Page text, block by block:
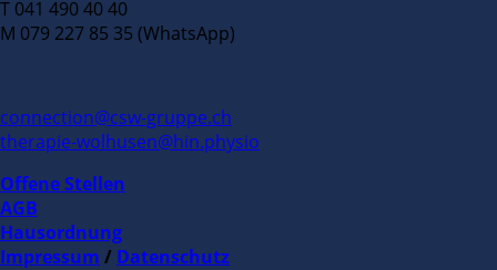
T 041 490 40 40
M 079 227 85 35 (WhatsApp)
connection@csw-gruppe.ch
therapie-wolhusen@hin.physio
Offene Stellen
AGB
Hausordnung
Impressum / Datenschutz